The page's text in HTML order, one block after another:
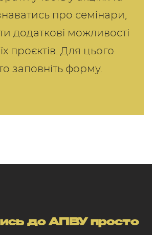
про семінари,
додаткові можливості
проєктів. Для цього
заповніть форму.
до АПВУ просто